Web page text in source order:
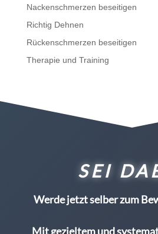
Nackenschmerzen beseitigen
Richtig Dehnen
Rückenschmerzen beseitigen
Therapie und Training
SEI
Werde jetzt selber zum
Mit gezieltem und